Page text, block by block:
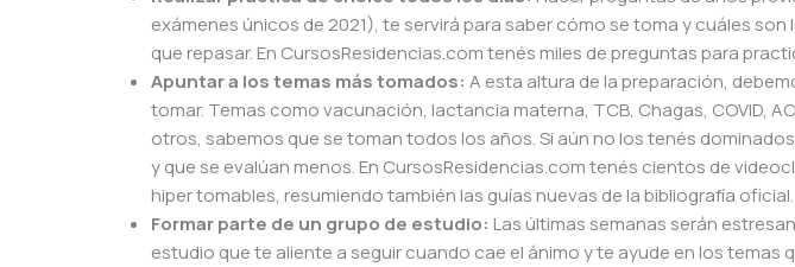
exámenes únicos de 2021), te servirá para saber cómo se toma y cuáles
que repasar. En CursosResidencias.com tenés miles de preguntas para
Apuntar a los temas más tomados: A esta altura de la preparación,
tomar. Temas como vacunación, lactancia materna, TCB, Chagas, COVID,
otros, sabemos que se toman todos los años. Si aún no los tenés
y que se evalúan menos. En CursosResidencias.com tenés cientos de
hiper tomables, resumiendo también las guías nuevas de la bibliografía oficial.
Formar parte de un grupo de estudio: Las últimas semanas serán
estudio que te aliente a seguir cuando cae el ánimo y te ayude en los temas